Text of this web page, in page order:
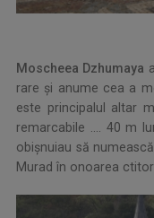
Moscheea Dzhumaya
rare și anume cea a
este principalul altar
remarcabile …. 40 m
obișnuiau să
Murad în onoarea